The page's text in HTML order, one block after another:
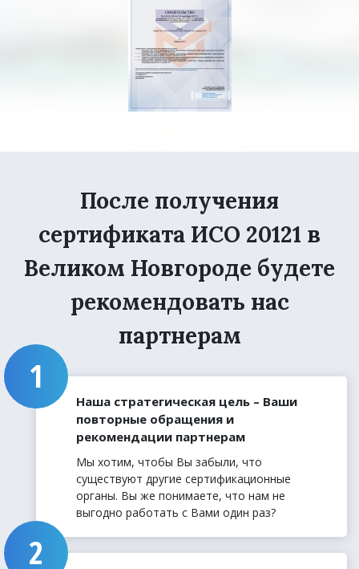
После получения
сертификата ИСО 20121 в
Великом Новгороде будете
рекомендовать нас
партнерам
Наша стратегическая цель – Ваши
повторные обращения и
рекомендации партнерам
Мы хотим, чтобы Вы забыли, что
существуют другие сертификационные
органы. Вы же понимаете, что нам не
выгодно работать с Вами один раз?